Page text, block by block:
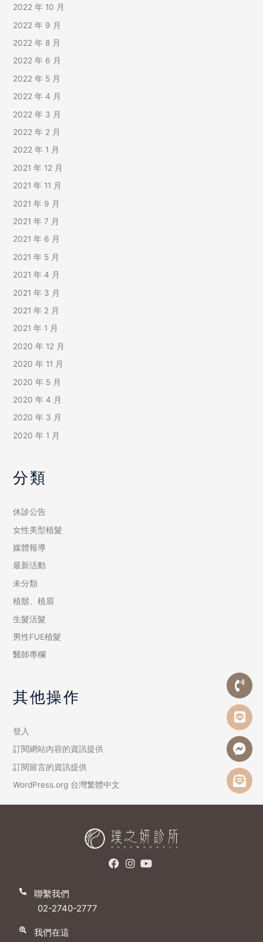
2022 年 10 月
2022 年 9 月
2022 年 8 月
2022 年 6 月
2022 年 5 月
2022 年 4 月
2022 年 3 月
2022 年 2 月
2022 年 1 月
2021 年 12 月
2021 年 11 月
2021 年 9 月
2021 年 7 月
2021 年 6 月
2021 年 5 月
2021 年 4 月
2021 年 3 月
2021 年 2 月
2021 年 1 月
2020 年 12 月
2020 年 11 月
2020 年 5 月
2020 年 4 月
2020 年 3 月
2020 年 1 月
分類
休診公告
女性美型植髮
媒體報導
最新活動
未分類
植鬍、植眉
生髮活髮
男性FUE植髮
醫師專欄
其他操作
登入
訂閱網站內容的資訊提供
訂閱留言的資訊提供
WordPress.org 台灣繁體中文
聯繫我們
02-2740-2777
我們在這